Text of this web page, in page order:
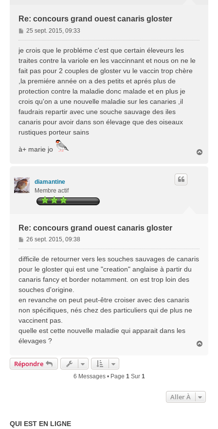
Re: concours grand ouest canaris gloster
M
e
a
g
e
25 sept. 2015, 09:33
je crois que le probléme c'est que certain éleveurs les
traites contre la variole en les vaccinnant et nous on ne le
fait pas pour 2 couples de gloster vu le vaccin trop chère
,la premiére année on a des petits et aprés plus de
protection contre la maladie donc malade et en plus je
crois qu'on a une nouvelle maladie sur les canaries ,il
faudrais repartir avec une souche sauvage des iles
canaris pour avoir dans son élevage que des oiseaux
rustiques porteur sains
à+ marie jo
diamantine
Membre actif
Re: concours grand ouest canaris gloster
M
e
s
g
e
26 sept. 2015, 09:38
difficile de retourner vers les souches sauvages de canaris
pour le gloster qui est une "creation" anglaise à partir du
canaris fancy et border notamment. on est trop loin des
souches d'origine.
en revanche on peut peut-être croiser avec des canaris
non spécifiques, nés chez des particuliers qui de plus ne
vaccinent pas.
quelle est cette nouvelle maladie qui apparait dans les
élevages ?
Répondre
6 Messages • Page 1Sur 1
Aller À
QUI EST EN LIGNE